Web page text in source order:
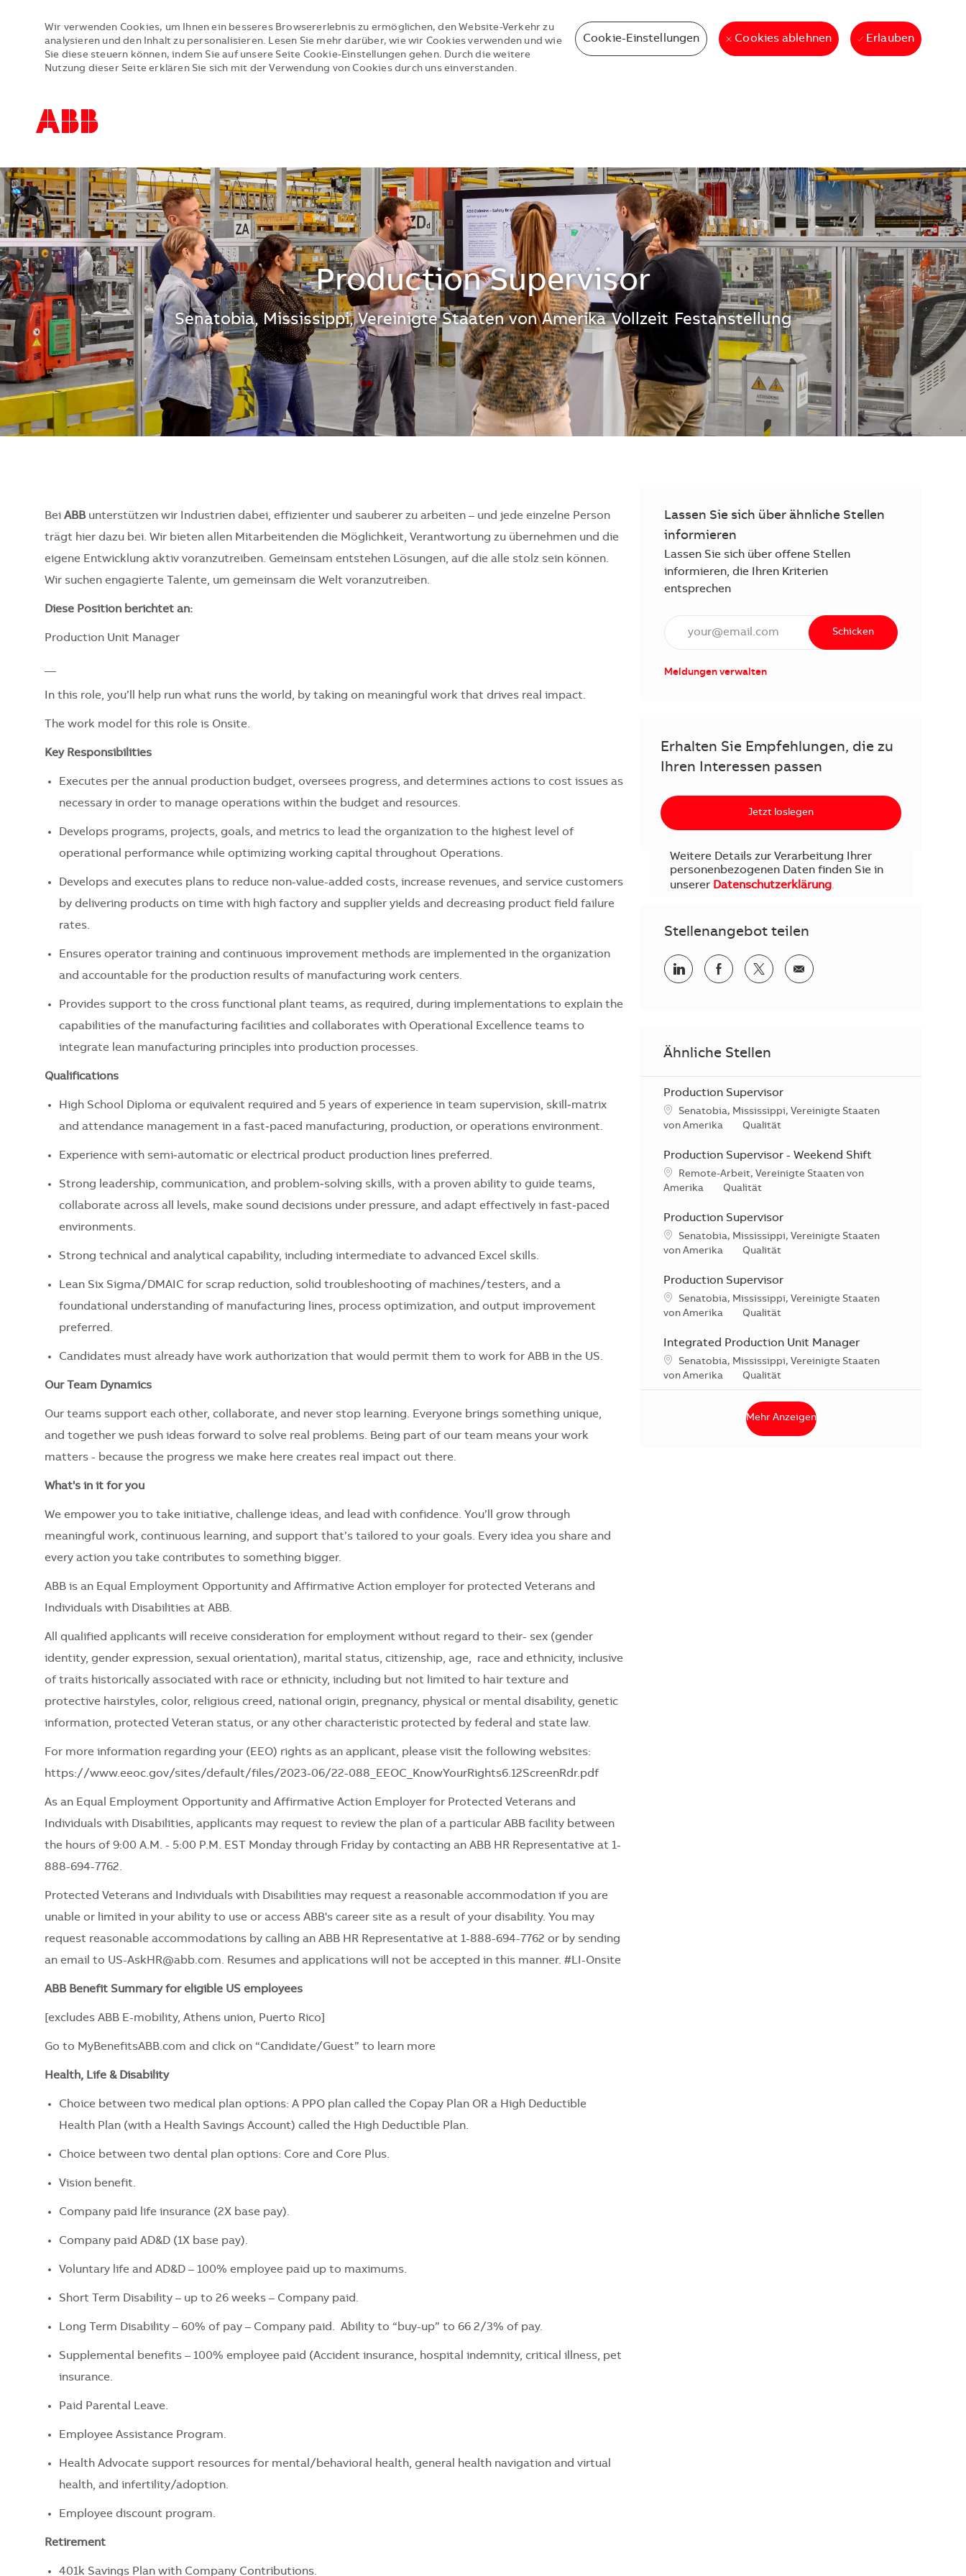
--
Wir verwenden Cookies, um Ihnen ein besseres Browsererlebnis zu ermöglichen, den Website-Verkehr zu
analysieren und den Inhalt zu personalisieren. Lesen Sie mehr darüber, wie wir Cookies verwenden und wie
Sie diese steuern können, indem Sie auf unsere Seite Cookie-Einstellungen gehen. Durch die weitere
Nutzung dieser Seite erklären Sie sich mit der Verwendung von Cookies durch uns einverstanden.
Cookie-Einstellungen Cookies ablehnen Erlauben
Production Supervisor
Standort
Senatobia, Mississippi, Vereinigte Staaten von Amerika Vollzeit Festanstellung
Bei ABBunterstützen wir Industrien dabei, effizienter und sauberer zu arbeiten – und jede einzelne Person
trägt hier dazu bei. Wir bieten allen Mitarbeitenden die Möglichkeit, Verantwortung zu übernehmen und die
eigene Entwicklung aktiv voranzutreiben. Gemeinsam entstehen Lösungen, auf die alle stolz sein können.
Wir suchen engagierte Talente, um gemeinsam die Welt voranzutreiben.
Diese Position berichtet an:
Production Unit Manager
In this role, you’ll help run what runs the world, by taking on meaningful work that drives real impact.
The work model for this role is Onsite.
Key Responsibilities
Executes per the annual production budget, oversees progress, and determines actions to cost issues as
necessary in order to manage operations within the budget and resources.
Develops programs, projects, goals, and metrics to lead the organization to the highest level of
operational performance while optimizing working capital throughout Operations.
Develops and executes plans to reduce non-value-added costs, increase revenues, and service customers
by delivering products on time with high factory and supplier yields and decreasing product field failure
rates.
Ensures operator training and continuous improvement methods are implemented in the organization
and accountable for the production results of manufacturing work centers.
Provides support to the cross functional plant teams, as required, during implementations to explain the
capabilities of the manufacturing facilities and collaborates with Operational Excellence teams to
integrate lean manufacturing principles into production processes.
Qualifications
High School Diploma or equivalent required and 5 years of experience in team supervision, skill‑matrix
and attendance management in a fast‑paced manufacturing, production, or operations environment.
Experience with semi‑automatic or electrical product production lines preferred.
Strong leadership, communication, and problem‑solving skills, with a proven ability to guide teams,
collaborate across all levels, make sound decisions under pressure, and adapt effectively in fast‑paced
environments.
Strong technical and analytical capability, including intermediate to advanced Excel skills.
Lean Six Sigma/DMAIC for scrap reduction, solid troubleshooting of machines/testers, and a
foundational understanding of manufacturing lines, process optimization, and output improvement
preferred.
Candidates must already have work authorization that would permit them to work for ABB in the US.
Our Team Dynamics
Our teams support each other, collaborate, and never stop learning. Everyone brings something unique,
and together we push ideas forward to solve real problems. Being part of our team means your work
matters - because the progress we make here creates real impact out there.
What's in it for you
We empower you to take initiative, challenge ideas, and lead with confidence. You’ll grow through
meaningful work, continuous learning, and support that’s tailored to your goals. Every idea you share and
every action you take contributes to something bigger.
ABB is an Equal Employment Opportunity and Affirmative Action employer for protected Veterans and
Individuals with Disabilities at ABB.
All qualified applicants will receive consideration for employment without regard to their- sex (gender
identity, gender expression, sexual orientation), marital status, citizenship, age, race and ethnicity, inclusive
of traits historically associated with race or ethnicity, including but not limited to hair texture and
protective hairstyles, color, religious creed, national origin, pregnancy, physical or mental disability, genetic
information, protected Veteran status, or any other characteristic protected by federal and state law.
For more information regarding your (EEO) rights as an applicant, please visit the following websites:
https://www.eeoc.gov/sites/default/files/2023-06/22-088_EEOC_KnowYourRights6.12ScreenRdr.pdf
As an Equal Employment Opportunity and Affirmative Action Employer for Protected Veterans and
Individuals with Disabilities, applicants may request to review the plan of a particular ABB facility between
the hours of 9:00 A.M. - 5:00 P.M. EST Monday through Friday by contacting an ABB HR Representative at 1-
888-694-7762.
Protected Veterans and Individuals with Disabilities may request a reasonable accommodation if you are
unable or limited in your ability to use or access ABB's career site as a result of your disability. You may
request reasonable accommodations by calling an ABB HR Representative at 1-888-694-7762 or by sending
an email to US-AskHR@abb.com. Resumes and applications will not be accepted in this manner. #LI-Onsite
ABB Benefit Summary for eligible US employees
[excludes ABB E-mobility, Athens union, Puerto Rico]
Go to MyBenefitsABB.com and click on “Candidate/Guest” to learn more
Health, Life & Disability
Choice between two medical plan options: A PPO plan called the Copay Plan OR a High Deductible
Health Plan (with a Health Savings Account) called the High Deductible Plan.
Choice between two dental plan options: Core and Core Plus.
Vision benefit.
Company paid life insurance (2X base pay).
Company paid AD&D (1X base pay).
Voluntary life and AD&D – 100% employee paid up to maximums.
Short Term Disability – up to 26 weeks – Company paid.
Long Term Disability – 60% of pay – Company paid. Ability to “buy-up” to 66 2/3% of pay.
Supplemental benefits – 100% employee paid (Accident insurance, hospital indemnity, critical illness, pet
insurance.
Paid Parental Leave.
Employee Assistance Program.
Health Advocate support resources for mental/behavioral health, general health navigation and virtual
health, and infertility/adoption.
Employee discount program.
Retirement
401k Savings Plan with Company Contributions.
Lassen Sie sich über ähnliche Stellen
informieren
Lassen Sie sich über offene Stellen
informieren, die Ihren Kriterien
entsprechen
E-Mail Adresse eingeben (erforderlich)
Schicken
Meldungen verwalten
Erhalten Sie Empfehlungen, die zu
Ihren Interessen passen
Jetzt loslegen
Weitere Details zur Verarbeitung Ihrer
personenbezogenen Daten finden Sie in
unserer Datenschutzerklärung.
Stellenangebot teilen
Teilen via LinkedInTeilen via Facebook
Teilen via Twitter
Teilen via E-Mail
Ähnliche Stellen
Production Supervisor
Standort
Senatobia, Mississippi, Vereinigte Staaten
von Amerika
Kategorie
Qualität
Production Supervisor - Weekend Shift
Standort
Remote-Arbeit, Vereinigte Staaten von
Amerika
Kategorie
Qualität
Production Supervisor
Standort
Senatobia, Mississippi, Vereinigte Staaten
von Amerika
Kategorie
Qualität
Production Supervisor
Standort
Senatobia, Mississippi, Vereinigte Staaten
von Amerika
Kategorie
Qualität
Integrated Production Unit Manager
Standort
Senatobia, Mississippi, Vereinigte Staaten
von Amerika
Kategorie
Qualität
Mehr Anzeigen